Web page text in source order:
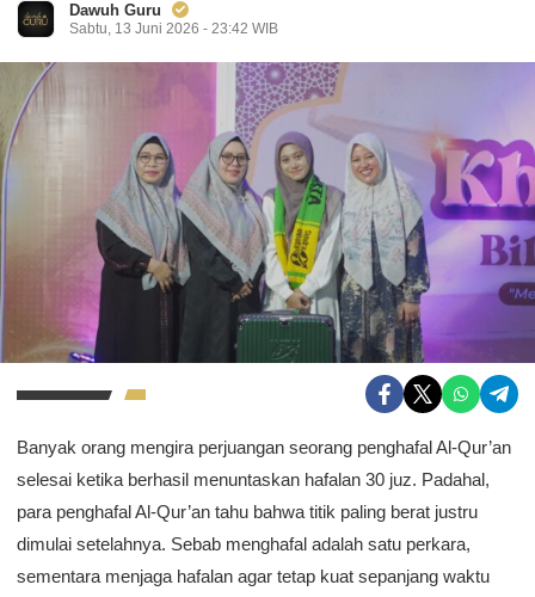
Dawuh Guru
Sabtu, 13 Juni 2026 - 23:42 WIB
Banyak orang mengira perjuangan seorang penghafal Al-Qur’an
selesai ketika berhasil menuntaskan hafalan 30 juz. Padahal,
para penghafal Al-Qur’an tahu bahwa titik paling berat justru
dimulai setelahnya. Sebab menghafal adalah satu perkara,
sementara menjaga hafalan agar tetap kuat sepanjang waktu